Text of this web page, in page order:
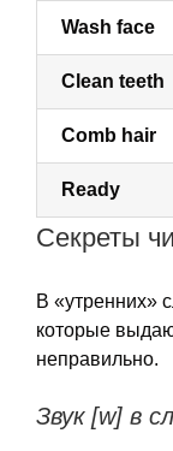
Wash face
Clean teeth
Comb hair
Ready
Секреты
В «утренних»
которые
неправильно.
Звук [w] в